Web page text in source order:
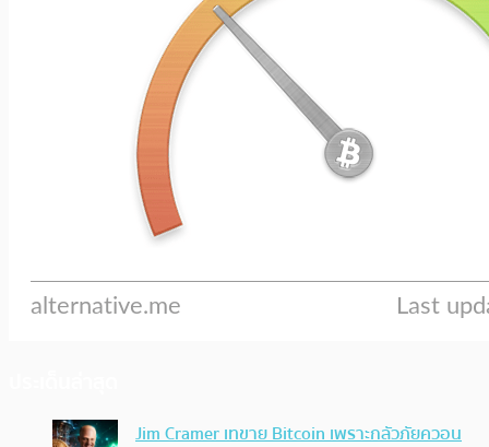
Jim Cramer เทขาย Bitcoin เพราะกลัวภัยควอน